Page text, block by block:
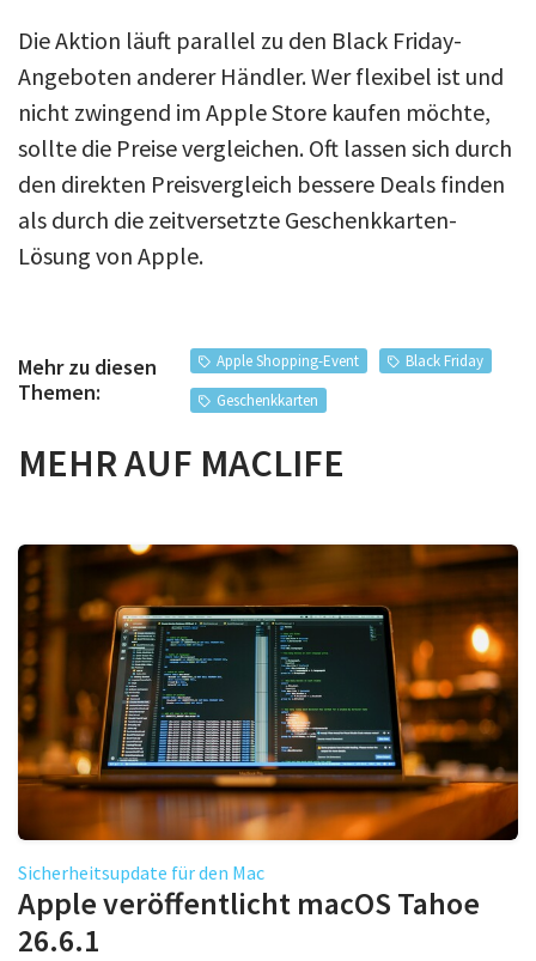
Die Aktion läuft parallel zu den Black Friday-
Angeboten anderer Händler. Wer flexibel ist und
nicht zwingend im Apple Store kaufen möchte,
sollte die Preise vergleichen. Oft lassen sich durch
den direkten Preisvergleich bessere Deals finden
als durch die zeitversetzte Geschenkkarten-
Lösung von Apple.
Mehr zu diesen
Themen:
Apple Shopping-Event
Black Friday
Geschenkkarten
MEHR AUF MACLIFE
Sicherheitsupdate für den Mac
Apple veröffentlicht macOS Tahoe
26.6.1